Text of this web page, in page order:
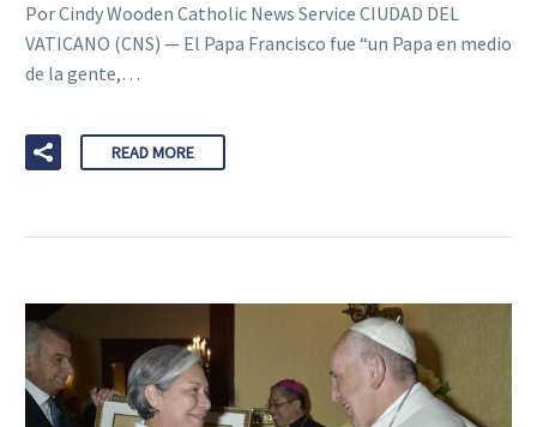
Por Cindy Wooden Catholic News Service CIUDAD DEL
VATICANO (CNS) — El Papa Francisco fue “un Papa en medio
de la gente,…
READ MORE